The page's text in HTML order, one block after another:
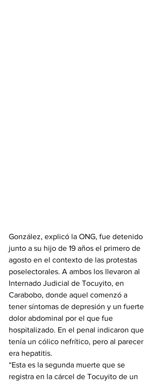
González, explicó la ONG, fue detenido
junto a su hijo de 19 años el primero de
agosto en el contexto de las protestas
poselectorales. A ambos los llevaron al
Internado Judicial de Tocuyito, en
Carabobo, donde aquel comenzó a
tener síntomas de depresión y un fuerte
dolor abdominal por el que fue
hospitalizado. En el penal indicaron que
tenía un cólico nefrítico, pero al parecer
era hepatitis.
“Esta es la segunda muerte que se
registra en la cárcel de Tocuyito de un